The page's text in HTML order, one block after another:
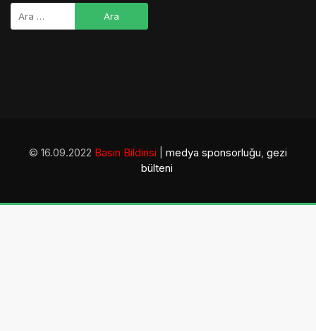
© 16.09.2022 Basın Bildirisi medya sponsorluğu, gezi
bülteni